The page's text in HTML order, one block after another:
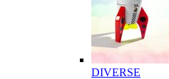
DIVERSE